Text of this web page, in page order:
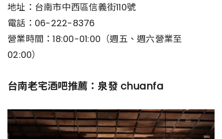
地址：台南市中西區信義街110號
電話：06-222-8376
營業時間：18:00-01:00（週五、週六營業至
02:00）
台南老宅酒吧推薦：泉發 chuanfa